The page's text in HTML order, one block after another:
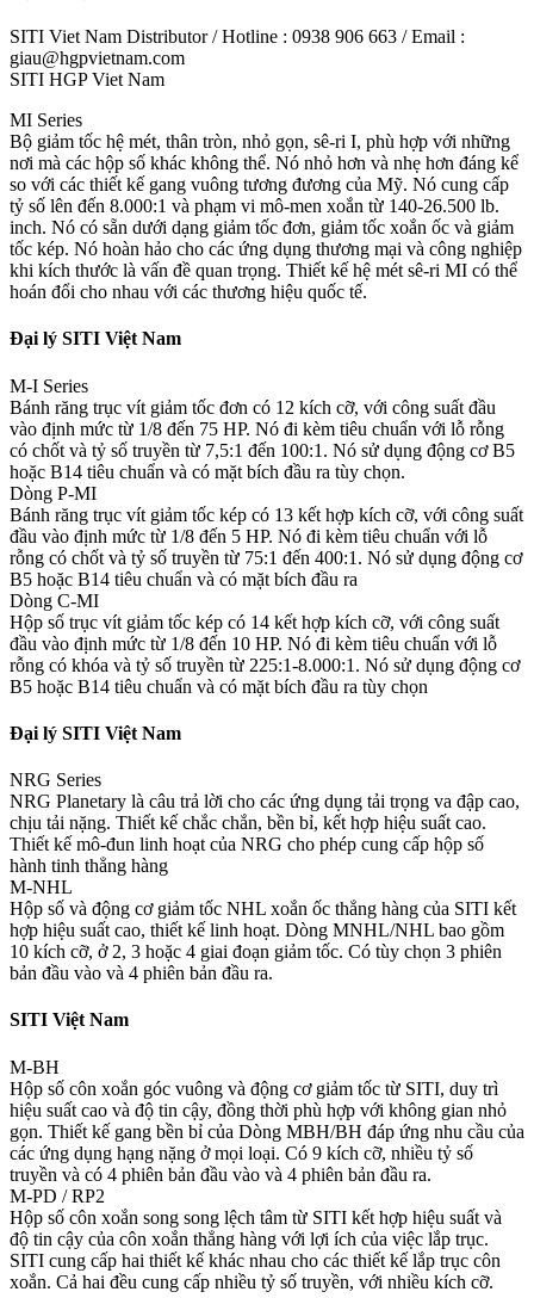
SITI Viet Nam Distributor / Hotline : 0938 906 663 / Email :
giau@hgpvietnam.com
SITI HGP Viet Nam
MI Series
Bộ giảm tốc hệ mét, thân tròn, nhỏ gọn, sê-ri I, phù hợp với những
nơi mà các hộp số khác không thể. Nó nhỏ hơn và nhẹ hơn đáng kể
so với các thiết kế gang vuông tương đương của Mỹ. Nó cung cấp
tỷ số lên đến 8.000:1 và phạm vi mô-men xoắn từ 140-26.500 lb.
inch. Nó có sẵn dưới dạng giảm tốc đơn, giảm tốc xoắn ốc và giảm
tốc kép. Nó hoàn hảo cho các ứng dụng thương mại và công nghiệp
khi kích thước là vấn đề quan trọng. Thiết kế hệ mét sê-ri MI có thể
hoán đổi cho nhau với các thương hiệu quốc tế.
Đại lý SITI Việt Nam
M-I Series
Bánh răng trục vít giảm tốc đơn có 12 kích cỡ, với công suất đầu
vào định mức từ 1/8 đến 75 HP. Nó đi kèm tiêu chuẩn với lỗ rỗng
có chốt và tỷ số truyền từ 7,5:1 đến 100:1. Nó sử dụng động cơ B5
hoặc B14 tiêu chuẩn và có mặt bích đầu ra tùy chọn.
Dòng P-MI
Bánh răng trục vít giảm tốc kép có 13 kết hợp kích cỡ, với công suất
đầu vào định mức từ 1/8 đến 5 HP. Nó đi kèm tiêu chuẩn với lỗ
rỗng có chốt và tỷ số truyền từ 75:1 đến 400:1. Nó sử dụng động cơ
B5 hoặc B14 tiêu chuẩn và có mặt bích đầu ra
Dòng C-MI
Hộp số trục vít giảm tốc kép có 14 kết hợp kích cỡ, với công suất
đầu vào định mức từ 1/8 đến 10 HP. Nó đi kèm tiêu chuẩn với lỗ
rỗng có khóa và tỷ số truyền từ 225:1-8.000:1. Nó sử dụng động cơ
B5 hoặc B14 tiêu chuẩn và có mặt bích đầu ra tùy chọn
Đại lý SITI Việt Nam
NRG Series
NRG Planetary là câu trả lời cho các ứng dụng tải trọng va đập cao,
chịu tải nặng. Thiết kế chắc chắn, bền bỉ, kết hợp hiệu suất cao.
Thiết kế mô-đun linh hoạt của NRG cho phép cung cấp hộp số
hành tinh thẳng hàng
M-NHL
Hộp số và động cơ giảm tốc NHL xoắn ốc thẳng hàng của SITI kết
hợp hiệu suất cao, thiết kế linh hoạt. Dòng MNHL/NHL bao gồm
10 kích cỡ, ở 2, 3 hoặc 4 giai đoạn giảm tốc. Có tùy chọn 3 phiên
bản đầu vào và 4 phiên bản đầu ra.
SITI Việt Nam
M-BH
Hộp số côn xoắn góc vuông và động cơ giảm tốc từ SITI, duy trì
hiệu suất cao và độ tin cậy, đồng thời phù hợp với không gian nhỏ
gọn. Thiết kế gang bền bỉ của Dòng MBH/BH đáp ứng nhu cầu của
các ứng dụng hạng nặng ở mọi loại. Có 9 kích cỡ, nhiều tỷ số
truyền và có 4 phiên bản đầu vào và 4 phiên bản đầu ra.
M-PD / RP2
Hộp số côn xoắn song song lệch tâm từ SITI kết hợp hiệu suất và
độ tin cậy của côn xoắn thẳng hàng với lợi ích của việc lắp trục.
SITI cung cấp hai thiết kế khác nhau cho các thiết kế lắp trục côn
xoắn. ​​Cả hai đều cung cấp nhiều tỷ số truyền, với nhiều kích cỡ.